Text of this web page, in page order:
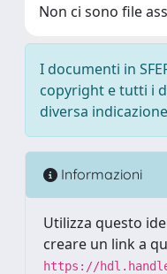
Non ci sono file
I documenti in
copyright e tutti i
diversa
Informazioni
Utilizza questo
creare un link a
https://